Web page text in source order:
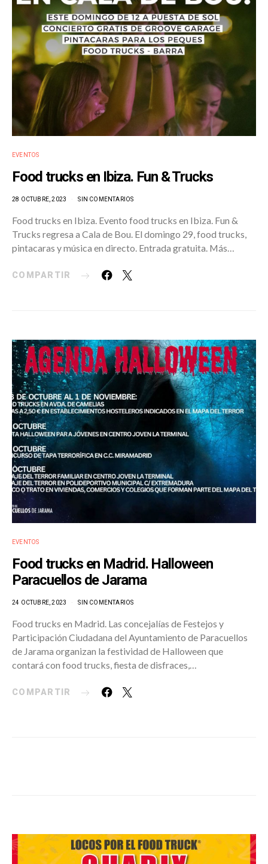
EVENTOS
Food trucks en Ibiza. Fun & Trucks
28 OCTUBRE, 2023 SIN COMENTARIOS
Food trucks en Ibiza. Evento food trucks en Ibiza. Fun &
Trucks regresa a Cala de Bou. El domingo 29, food trucks,
pintacaras y música en directo. Entrada gratuita. Más…
COMPARTIR
EVENTOS
Food trucks en Madrid. Halloween
Paracuellos de Jarama
24 OCTUBRE, 2023 SIN COMENTARIOS
Food trucks en Madrid. Las concejalías de Festejos y
Participación Ciudadana del Ayuntamiento de Paracuellos
de Jarama organizan la festividad de Halloween que
contará con food trucks, fiesta de disfraces,…
COMPARTIR